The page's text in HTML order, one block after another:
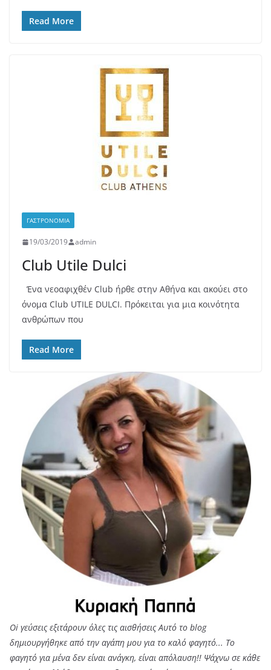
Read More
ΓΑΣΤΡΟΝΟΜΊΑ
19/03/2019 admin
Club Utile Dulci
Ένα νεοαφιχθέν Club ήρθε στην Αθήνα και ακούει στο
όνομα Club UTILE DULCI. Πρόκειται για μια κοινότητα
ανθρώπων που
Read More
Oi γεύσεις εξιτάρουν όλες τις αισθήσεις Αυτό το blog
δημιουργήθηκε από την αγάπη μου για το καλό φαγητό... Tο
φαγητό για μένα δεν είναι ανάγκη, είναι απόλαυση!! Ψάχνω σε κάθε